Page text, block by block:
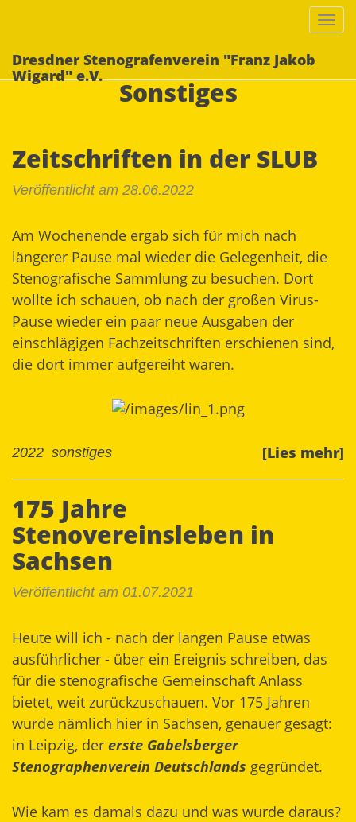
Dresdner Stenografenverein "Franz Jakob
Wigard" e.V.
Sonstiges
Zeitschriften in der SLUB
Veröffentlicht am 28.06.2022
Am Wochenende ergab sich für mich nach
längerer Pause mal wieder die Gelegenheit, die
Stenografische Sammlung zu besuchen. Dort
wollte ich schauen, ob nach der großen Virus-
Pause wieder ein paar neue Ausgaben der
einschlägigen Fachzeitschriften erschienen sind,
die dort immer aufgereiht waren.
[Lies mehr]
2022 sonstiges
175 Jahre
Stenovereinsleben in
Sachsen
Veröffentlicht am 01.07.2021
Heute will ich - nach der langen Pause etwas
ausführlicher - über ein Ereignis schreiben, das
für die stenografische Gemeinschaft Anlass
bietet, weit zurückzuschauen. Vor 175 Jahren
wurde nämlich hier in Sachsen, genauer gesagt:
in Leipzig, der erste Gabelsberger
Stenographenverein Deutschlands gegründet.
Wie kam es damals dazu und was wurde daraus?